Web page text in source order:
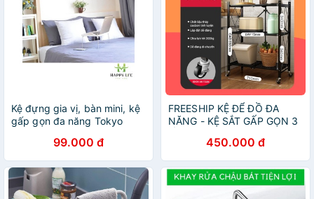
Kệ đựng gia vị, bàn mini, kệ
gấp gọn đa năng Tokyo
- Happy Life 4U
99.000 đ
FREESHIP KỆ ĐỂ ĐỒ ĐA
NĂNG - KỆ SẮT GẤP GỌN 3
BÁNH XE TIỆN ÍCH
450.000 đ